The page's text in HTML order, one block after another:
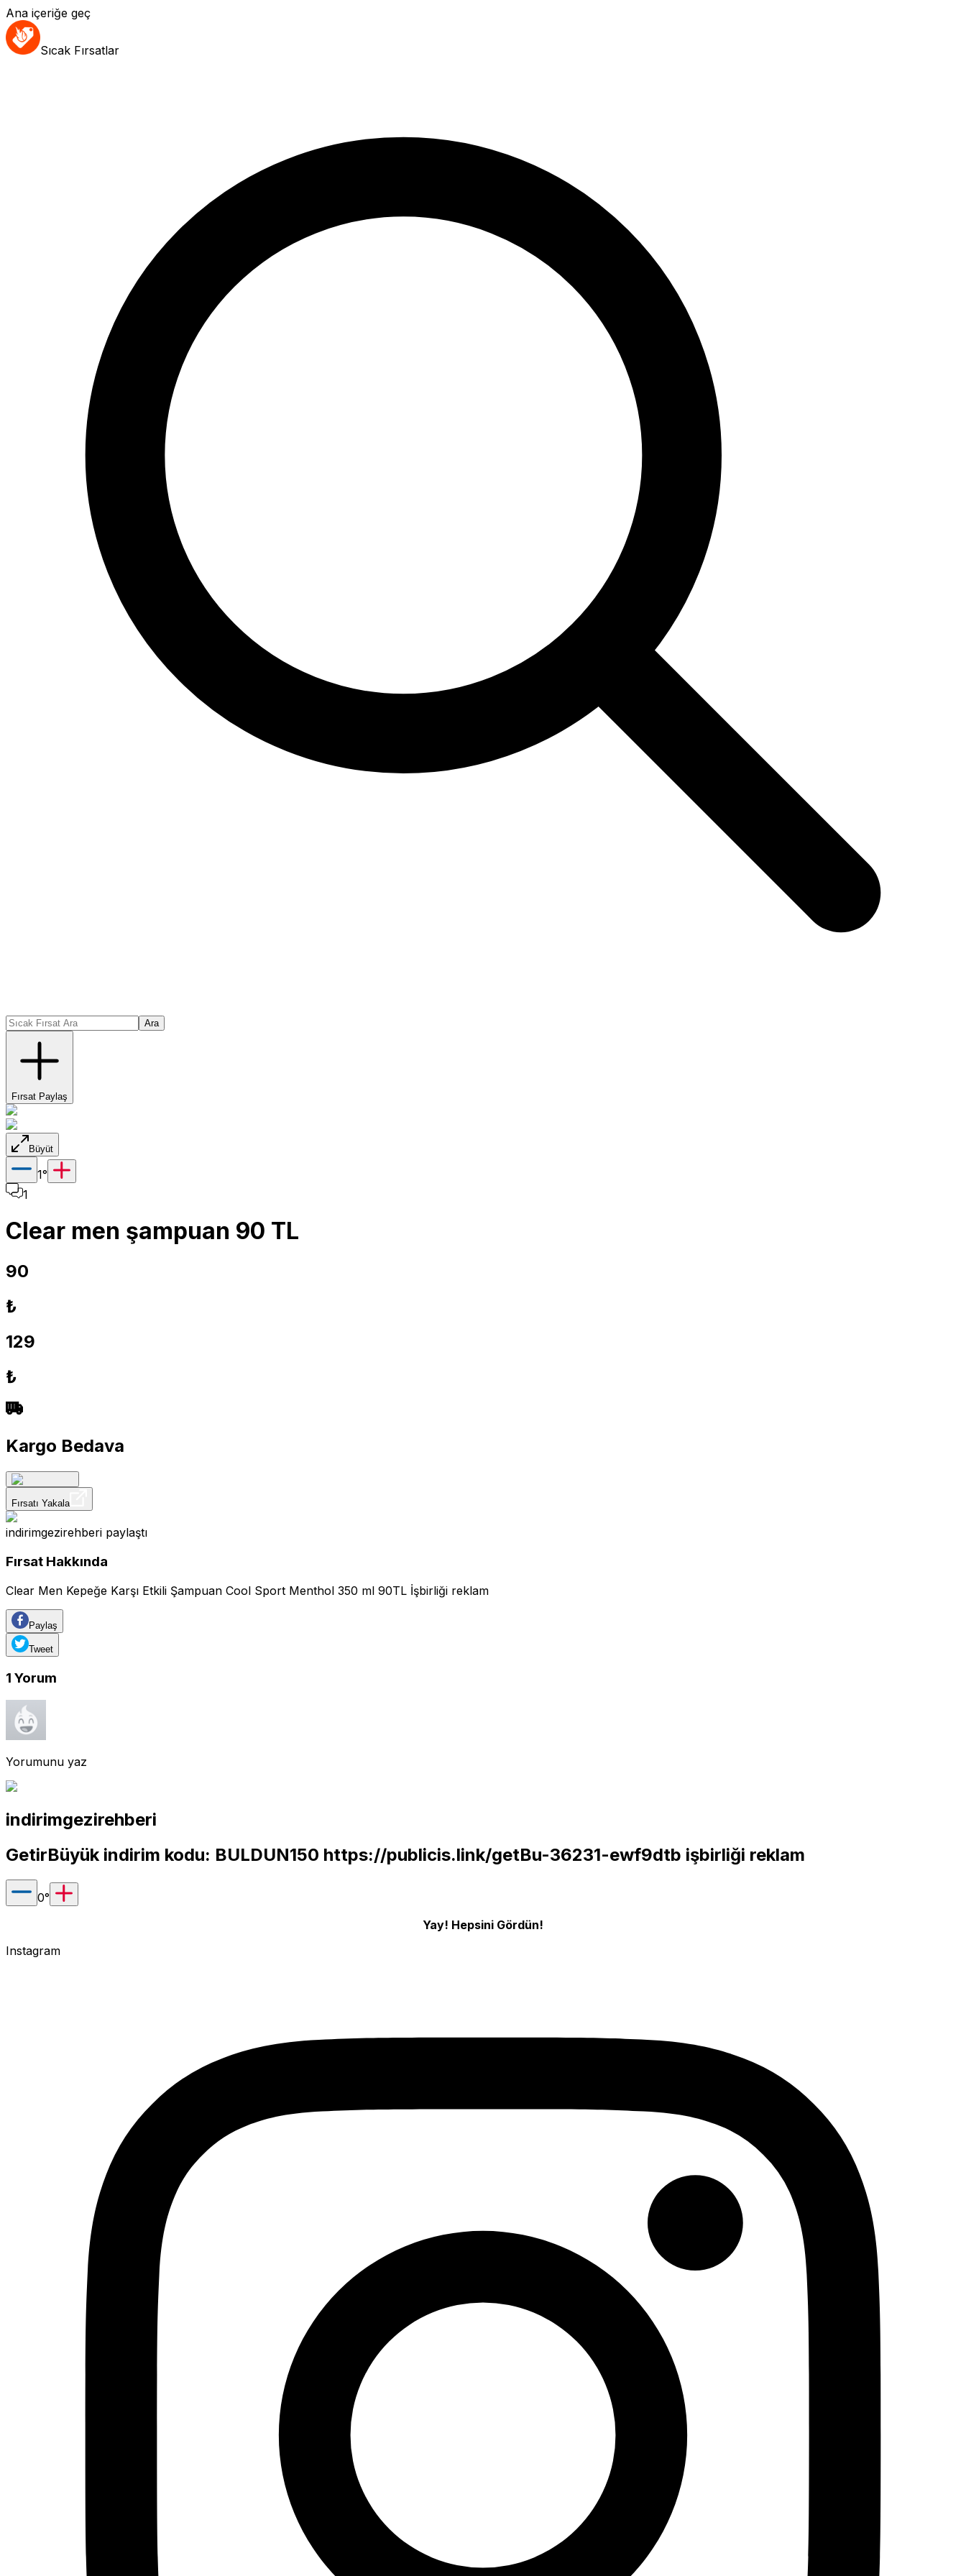
Ana içeriğe geç
Sıcak Fırsatlar
Ara
Fırsat Paylaş
Büyüt
1°
1
Clear men şampuan 90 TL
90
₺
129
₺
Kargo Bedava
Fırsatı Yakala
indirimgezirehberi paylaştı
Fırsat Hakkında
Clear Men Kepeğe Karşı Etkili Şampuan Cool Sport Menthol 350 ml 90TL İşbirliği reklam
Paylaş
Tweet
1 Yorum
Yorumunu yaz
indirimgezirehberi
GetirBüyük indirim kodu: BULDUN150 https://publicis.link/getBu-36231-ewf9dtb işbirliği reklam
0°
Yay! Hepsini Gördün!
Instagram